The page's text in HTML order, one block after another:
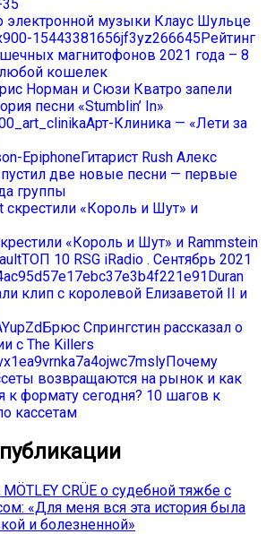
электронной музыки Клаус Шульце
Рейтинг
магнитофонов 2021 года – 8
кошелек
Норман и Сюзи Кватро запели
песни «Stumblin’ In»
Арт-Клиника — «Лети за
Гитарист Rush Алекс
две новые песни — первые
группы
«Король и Шут» и Rammstein
ТОП 10 RSG iRadio . Сентябрь 2021
Duran
клип с королевой Елизаветой II и
Брюс Спрингстин рассказал о
с The Killers
Почему
возвращаются на рынок и как
к формату сегодня? 10 шагов к
кассетам
CRÜE о судебной тяжбе с
«Для меня вся эта история была
и болезненной»